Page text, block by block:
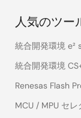
人気のツー
統合開発環境 e²
統合開発環境
Renesas Flash
MCU / MPU セ